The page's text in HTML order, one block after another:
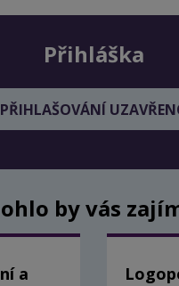
Přihláška
PŘIHLAŠOVÁNÍ
by vás
a